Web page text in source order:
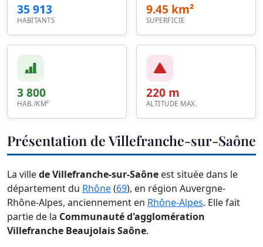
35 913
HABITANTS
9.45 km²
SUPERFICIE
3 800
HAB./KM²
220 m
ALTITUDE MAX.
Présentation de Villefranche-sur-Saône
La villede Villefranche-sur-Saône est située dans le
département du Rhône(69), en région Auvergne-
Rhône-Alpes, anciennement en Rhône-Alpes. Elle fait
partie de la Communauté d'agglomération
Villefranche Beaujolais Saône.